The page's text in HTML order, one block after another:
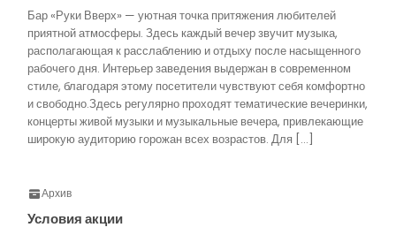
Бар «Руки Вверх» — уютная точка притяжения любителей
приятной атмосферы. Здесь каждый вечер звучит музыка,
располагающая к расслаблению и отдыху после насыщенного
рабочего дня. Интерьер заведения выдержан в современном
стиле, благодаря этому посетители чувствуют себя комфортно
и свободно.Здесь регулярно проходят тематические вечеринки,
концерты живой музыки и музыкальные вечера, привлекающие
широкую аудиторию горожан всех возрастов. Для […]
Архив
Условия акции